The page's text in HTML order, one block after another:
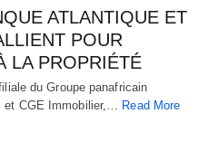
ATLANTIQUE ET
POUR
LA PROPRIÉTÉ
du Groupe panafricain
et CGE Immobilier,… Read More